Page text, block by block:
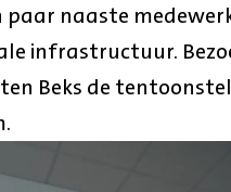
naaste
infrastructuur.
Beks de